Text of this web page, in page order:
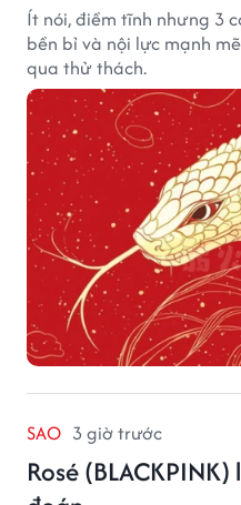
Ít nói, điềm tĩnh nhưng 3
bền bỉ và nội lực mạnh
qua thử thách.
SAO 3 giờ trước
Rosé